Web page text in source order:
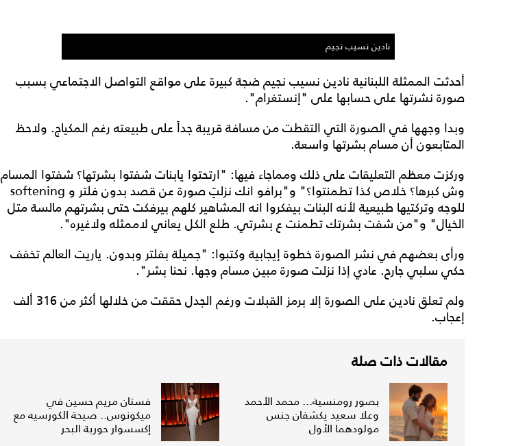
نادين نسيب نجيم
أحدثت الممثلة اللبنانية نادين نسيب نجيم ضجة كبيرة على مواقع التواصل الاجتماعي بسبب
صورة نشرتها على حسابها على "إنستغرام".
وبدا وجهها في الصورة التي التقطت من مسافة قريبة جداً على طبيعته رغم المكياج. ولاحظ
المتابعون أن مسام بشرتها واسعة.
وركزت معظم التعليقات على ذلك ومماجاء فيها: "ارتحتوا يابنات شفتوا بشرتها؟ شفتوا المسام
وش كبرها؟ خلاص كذا تطمنتوا؟" و"برافو انك نزلتِ صورة عن قصد بدون فلتر و softening
للوجه وتركتيها طبيعية لأنه البنات بيفكروا انه المشاهير كلهم بيرفكت حتى بشرتهم مالسة متل
الخيال" و"من شفت بشرتك تطمنت ع بشرتي. طلع الكل يعاني لاممثله ولاغيره".
ورأى بعضهم في نشر الصورة خطوة إيجابية وكتبوا: "جميلة بفلتر وبدون. ياريت العالم تخفف
حكي سلبي جارح. عادي إذا نزلت صورة مبين مسام وجها. نحنا بشر".
ولم تعلق نادين على الصورة إلا برمز القبلات ورغم الجدل حققت من خلالها أكثر من 316 ألف
إعجاب.
مقالات ذات صلة
بصور رومنسية... محمد الأحمد
وعلا سعيد يكشفان جنس
مولودهما الأول
فستان مريم حسين في
ميكونوس.. صيحة الكورسيه مع
إكسسوار حورية البحر